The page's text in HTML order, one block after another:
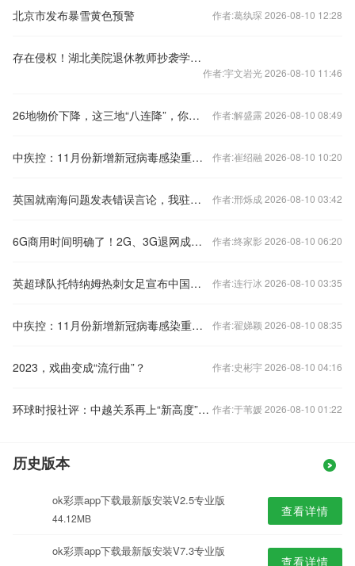
北京市发布暴雪黄色预警 作者:葛纨琛 2026-08-10 12:28
存在侵权！湖北美院退休教师抄袭学生作品被判赔偿10万元
作者:宇文岩光 2026-08-10 11:46
26地物价下降，这三地“八连降”，你家呢？ 作者:解盛露 2026-08-10 08:49
中疾控：11月份新增新冠病毒感染重症病例135例 作者:崔绍融 2026-08-10 10:20
英国就南海问题发表错误言论，我驻英使馆：提出严正交涉 作者:邢烁成 2026-08-10 03:42
6G商用时间明确了！2G、3G退网成必然 老用户怎么办？ 作者:终家影 2026-08-10 06:20
英超球队托特纳姆热刺女足宣布中国球员王霜加盟 作者:连行冰 2026-08-10 03:35
中疾控：11月份新增新冠病毒感染重症病例135例 作者:翟娣颖 2026-08-10 08:35
2023，戏曲变成“流行曲”？ 作者:史彬宇 2026-08-10 04:16
环球时报社评：中越关系再上“新高度”令人期待 作者:于苇媛 2026-08-10 01:22
历史版本
ok彩票app下载最新版安装V2.5专业版
44.12MB 查看详情
ok彩票app下载最新版安装V7.3专业版
查看详情